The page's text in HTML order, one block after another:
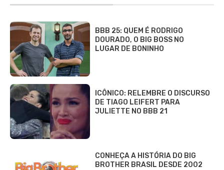
BBB 25: QUEM É RODRIGO
DOURADO, O BIG BOSS NO
LUGAR DE BONINHO
ICÔNICO: RELEMBRE O DISCURSO
DE TIAGO LEIFERT PARA
JULIETTE NO BBB 21
CONHEÇA A HISTÓRIA DO BIG
BROTHER BRASIL DESDE 2002